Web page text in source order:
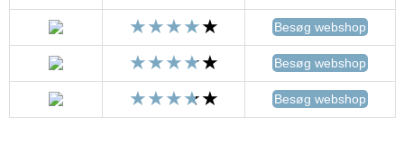
Besøg webshop
Besøg webshop
Besøg webshop